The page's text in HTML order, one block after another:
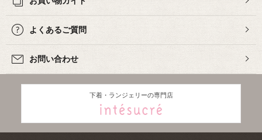
よくあるご質問
お問い合わせ
下着・ランジェリーの専門店